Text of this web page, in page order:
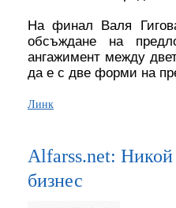
На финал Валя
обсъждане на
ангажимент между
да е с две форми на
Линк
Alfarss.net: Никой
бизнес